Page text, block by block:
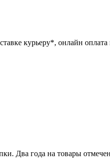
курьеру*, онлайн
Два года на товары